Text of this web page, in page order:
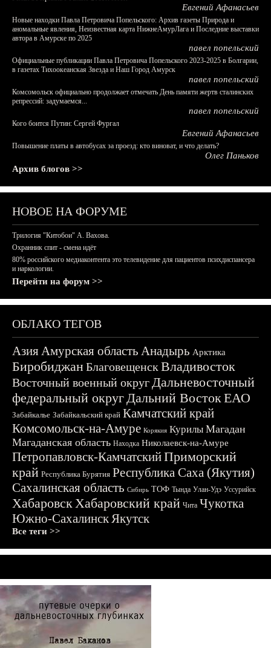
Евгений Афанасьев
Новые находки Павла Петровича Попельского: Архив газеты Природа и
аномальные явления, Неизвестная карта НижнеАмурЛага и Последние выставки
автора в Амурске по 2025
павел попельский
Официальные публикации Павла Петровича Попельского 2023-2025 в Болгарии,
в газетах Тихоокеанская Звезда и Наш Город Амурск
павел попельский
Комсомольск официально продолжает отмечать День памяти жертв сталинских
репрессий: задумаемся...
павел попельский
Кого боится Путин: Сергей Фургал
Евгений Афанасьев
Повышение платы в автобусах за проезд: кто виноват, и что делать?
Олег Паньков
Архив блогов >>
НОВОЕ НА ФОРУМЕ
Трилогия "Китобои" А. Вахова.
Охранник спит - смена идёт
80% российского медиаконтента это телевидение для пациентов психдиспансера
и наркологии.
Перейти на форум >>
ОБЛАКО ТЕГОВ
АзияАмурская область Анадырь Арктика
БиробиджанБлаговещенскВладивосток
Восточный военный округДальневосточный
федеральный округДальний ВостокЕАО
Забайкалье Забайкальский край Камчатский край
Комсомольск-на-Амуре Корякия Курилы Магадан
Магаданская область Находка Николаевск-на-Амуре
Петропавловск-КамчатскийПриморский
край Республика Бурятия Республика Саха (Якутия)
Сахалинская область Сибирь ТОФ Тында Улан-Удэ Уссурийск
ХабаровскХабаровский край Чита Чукотка
Южно-СахалинскЯкутск
Все теги >>